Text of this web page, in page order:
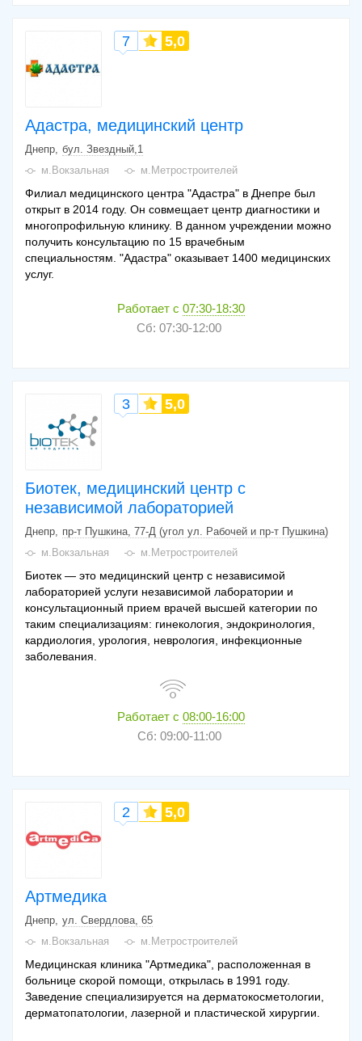
Адастра, медицинский центр
7 5,0
Днепр бул. Звездный,1
м.Вокзальная
м.Метростроителей
Филиал медицинского центра "Адастра" в Днепре был
открыт в 2014 году. Он совмещает центр диагностики и
многопрофильную клинику. В данном учреждении можно
получить консультацию по 15 врачебным
специальностям. "Адастра" оказывает 1400 медицинских
услуг.
Работает с 07:30-18:30
Сб: 07:30-12:00
Биотек, медицинский центр с
независимой лабораторией
3 5,0
Днепр
пр-т Пушкина, 77-Д (угол ул. Рабочей и пр-т Пушкина)
м.Вокзальная
м.Метростроителей
Биотек — это медицинский центр с независимой
лабораторией услуги независимой лаборатории и
консультационный прием врачей высшей категории по
таким специализациям: гинекология, эндокринология,
кардиология, урология, неврология, инфекционные
заболевания.
Работает с 08:00-16:00
Сб: 09:00-11:00
Артмедика
2 5,0
Днепр ул. Свердлова, 65
м.Вокзальная
м.Метростроителей
Медицинская клиника "Артмедика", расположенная в
больнице скорой помощи, открылась в 1991 году.
Заведение специализируется на дерматокосметологии,
дерматопатологии, лазерной и пластической хирургии.